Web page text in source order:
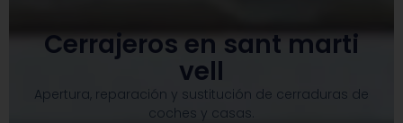
Cerrajeros en sant marti
vell
Apertura, reparación y sustitución de cerraduras de
coches y casas.​